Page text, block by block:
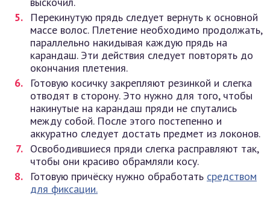
Перекинутую прядь следует вернуть к основной
массе волос. Плетение необходимо продолжать,
параллельно накидывая каждую прядь на
карандаш. Эти действия следует повторять до
окончания плетения.
Готовую косичку закрепляют резинкой и слегка
отводят в сторону. Это нужно для того, чтобы
накинутые на карандаш пряди не спутались
между собой. После этого постепенно и
аккуратно следует достать предмет из локонов.
Освободившиеся пряди слегка расправляют так,
чтобы они красиво обрамляли косу.
Готовую причёску нужно обработать средством
для фиксации.